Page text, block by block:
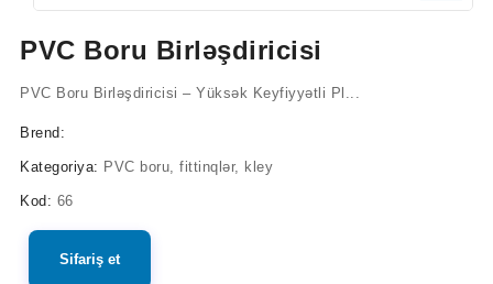
PVC Boru Birləşdiricisi
PVC Boru Birləşdiricisi – Yüksək Keyfiyyətli Pl...
Brend:
Kategoriya: PVC boru, fittinqlər, kley
Kod: 66
Sifariş et